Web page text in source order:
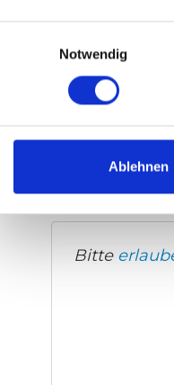
Notwendig
Ablehnen
Kategorie:
Bitte